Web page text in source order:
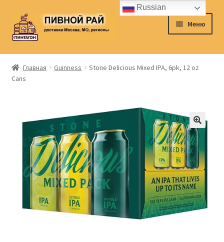
Перейти
к
навигации
Перейти
к
содержимому
Меню
Главная
Аккаунт
Контакты
Корзина
О нас
Главная Guinness
Stone Delicious Mixed IPA, 6pk, 12 oz
Cans
Russian